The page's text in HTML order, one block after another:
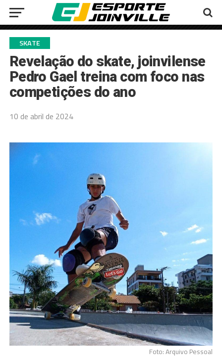
SKATE
Revelação do skate, joinvilense
Pedro Gael treina com foco nas
competições do ano
10 de abril de 2024
Foto: Arquivo Pessoal